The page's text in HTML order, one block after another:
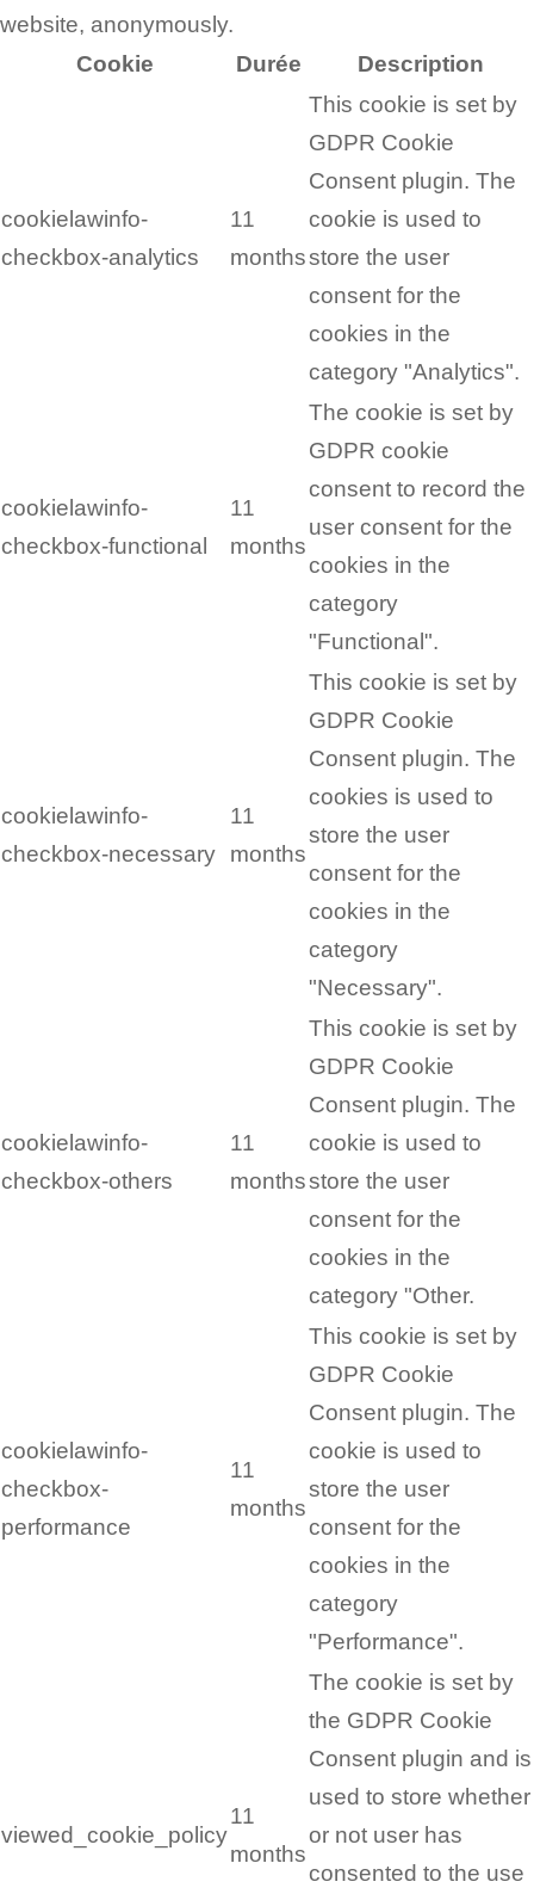
website, anonymously.
Cookie
Durée Description
cookielawinfo-
checkbox-analytics
11
months
This cookie is set by
GDPR Cookie
Consent plugin. The
cookie is used to
store the user
consent for the
cookies in the
category "Analytics".
cookielawinfo-
checkbox-functional
11
months
The cookie is set by
GDPR cookie
consent to record the
user consent for the
cookies in the
category
"Functional".
cookielawinfo-
checkbox-necessary
11
months
This cookie is set by
GDPR Cookie
Consent plugin. The
cookies is used to
store the user
consent for the
cookies in the
category
"Necessary".
cookielawinfo-
checkbox-others
11
months
This cookie is set by
GDPR Cookie
Consent plugin. The
cookie is used to
store the user
consent for the
cookies in the
category "Other.
cookielawinfo-
checkbox-
performance
11
months
This cookie is set by
GDPR Cookie
Consent plugin. The
cookie is used to
store the user
consent for the
cookies in the
category
"Performance".
viewed_cookie_policy
11
months
The cookie is set by
the GDPR Cookie
Consent plugin and is
used to store whether
or not user has
consented to the use